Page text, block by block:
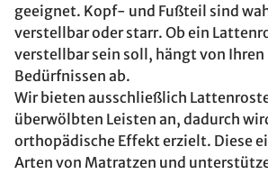
geeignet. Kopf- und Fußteil sind
verstellbar oder starr. Ob ein
verstellbar sein soll, hängt von
Bedürfnissen ab.
Wir bieten ausschließlich
überwölbten Leisten an, dadurch
orthopädische Effekt erzielt. Diese
Arten von Matratzen und